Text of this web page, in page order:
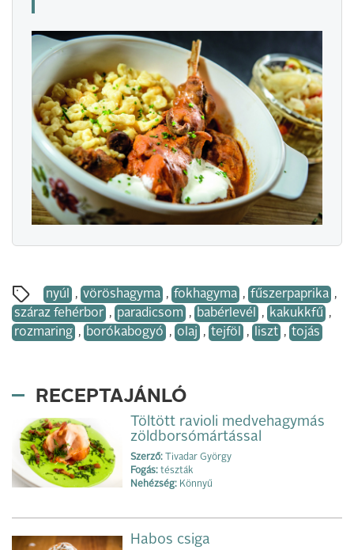
nyúl , vöröshagyma , fokhagyma , fűszerpaprika ,
száraz fehérbor , paradicsom , babérlevél , kakukkfű ,
rozmaring , borókabogyó , olaj , tejföl , liszt , tojás
RECEPTAJÁNLÓ
Töltött ravioli medvehagymás
zöldborsómártással
Szerző: Tivadar György
Fogás: tészták
Nehézség: Könnyű
Habos csiga